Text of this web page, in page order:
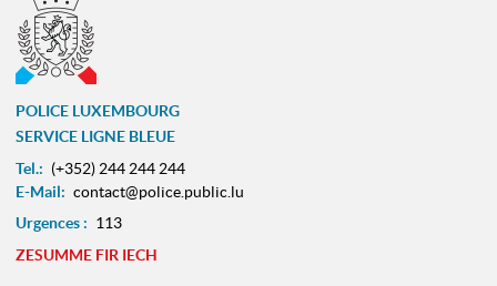
POLICE LUXEMBOURG
SERVICE LIGNE BLEUE
Tel.: (+352) 244 244 244
E-Mail: contact@police.public.lu
Urgences : 113
ZESUMME FIR IECH